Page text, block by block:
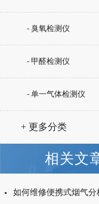
- 臭氧检测仪
- 甲醛检测仪
- 单一气体检测仪
+ 更多分类
相关文